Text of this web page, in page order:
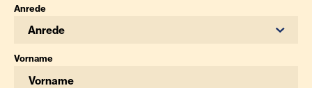
Anrede
Anrede
Vorname